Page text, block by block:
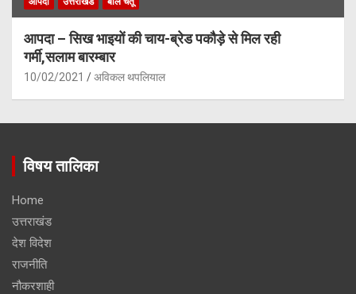
आपदा – सिख भाइयों की चाय-ब्रेड पकौड़े से मिल रही
गर्मी,सलाम बारम्बार
10/02/2021 अविकल थपलियाल
विषय तालिका
Home
उत्तराखंड
देश विदेश
राजनीति
नौकरशाही